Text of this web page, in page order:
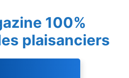
100%
plaisanciers